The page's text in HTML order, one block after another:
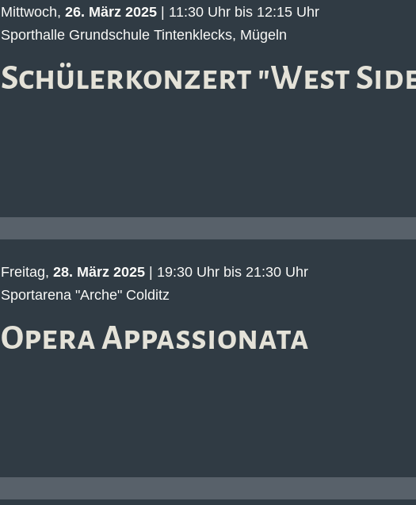
Mittwoch, 26. März 2025| 11:30 Uhr bis 12:15 Uhr
Sporthalle Grundschule Tintenklecks, Mügeln
Schülerkonzert "West
Freitag, 28. März 2025| 19:30 Uhr bis 21:30 Uhr
Sportarena "Arche" Colditz
Opera Appassionata